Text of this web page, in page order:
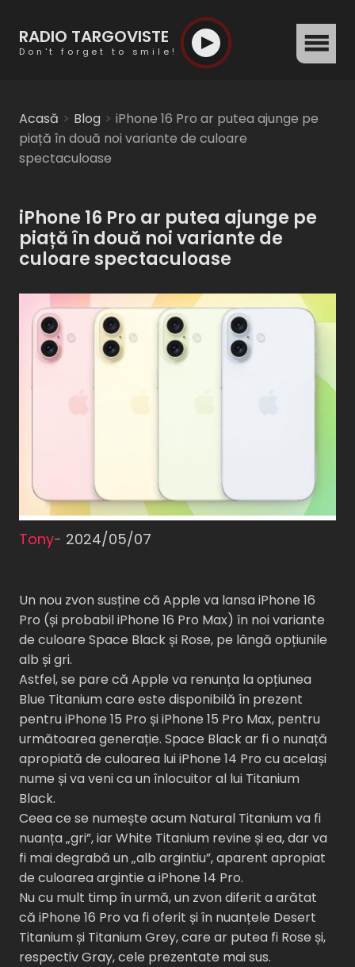
RADIO TARGOVISTE
Don't forget to smile! menu
Acasă Blog
iPhone 16 Pro ar putea ajunge pe
piață în două noi variante de culoare
spectaculoase
iPhone 16 Pro ar putea ajunge pe
piață în două noi variante de
culoare spectaculoase
Tony- 2024/05/07
Un nou zvon susține că Apple va lansa iPhone 16
Pro (și probabil iPhone 16 Pro Max) în noi variante
de culoare Space Black și Rose, pe lângă opțiunile
alb și gri.
Astfel, se pare că Apple va renunța la opțiunea
Blue Titanium care este disponibilă în prezent
pentru iPhone 15 Pro și iPhone 15 Pro Max, pentru
următoarea generație. Space Black ar fi o nunață
apropiată de culoarea lui iPhone 14 Pro cu același
nume și va veni ca un înlocuitor al lui Titanium
Black.
Ceea ce se numește acum Natural Titanium va fi
nuanța „gri”, iar White Titanium revine și ea, dar va
fi mai degrabă un „alb argintiu”, aparent apropiat
de culoarea argintie a iPhone 14 Pro.
Nu cu mult timp în urmă, un zvon diferit a arătat
că iPhone 16 Pro va fi oferit și în nuanțele Desert
Titanium și Titanium Grey, care ar putea fi Rose și,
respectiv Gray, cele prezentate mai sus.